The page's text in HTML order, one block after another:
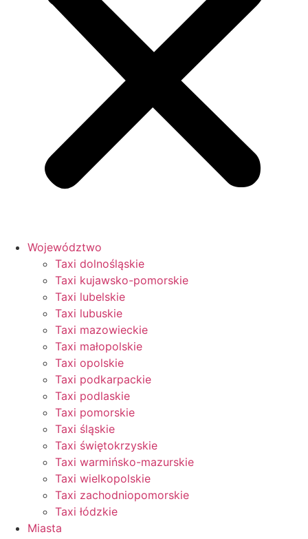
Województwo
Taxi dolnośląskie
Taxi kujawsko-pomorskie
Taxi lubelskie
Taxi lubuskie
Taxi mazowieckie
Taxi małopolskie
Taxi opolskie
Taxi podkarpackie
Taxi podlaskie
Taxi pomorskie
Taxi śląskie
Taxi świętokrzyskie
Taxi warmińsko-mazurskie
Taxi wielkopolskie
Taxi zachodniopomorskie
Taxi łódzkie
Miasta